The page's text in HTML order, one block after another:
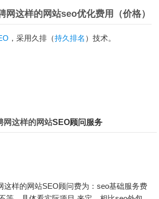
网这样的网站seo优化费用（价格）
，采用久排（持久排名 ）技术。
网这样的网站SEO顾问服务
样的网站SEO顾问费为：seo基础服务费